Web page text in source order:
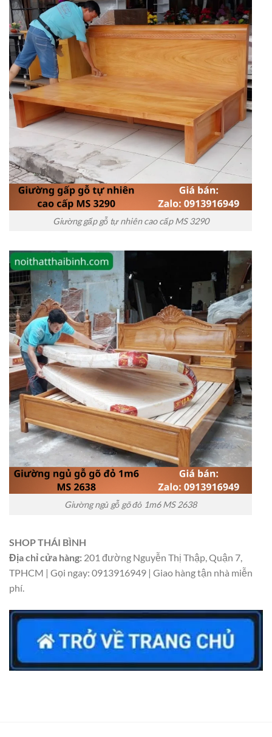
Giường gấp gỗ tự nhiên cao cấp MS 3290
Giường ngủ gỗ gõ đỏ 1m6 MS 2638
SHOP THÁI BÌNH
Địa chỉ cửa hàng: 201 đường Nguyễn Thị Thập, Quận 7,
TPHCM | Gọi ngay: 0913916949 | Giao hàng tận nhà miễn
phí.